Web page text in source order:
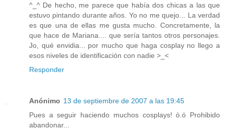
^_^ De hecho, me parece que había dos chicas a las que
estuvo pintando durante años. Yo no me quejo... La verdad
es que una de ellas me gusta mucho. Concretamente, la
que hace de Mariana.... que sería tantos otros personajes.
Jo, qué envidia... por mucho que haga cosplay no llego a
esos niveles de identificación con nadie >_<
Responder
Anónimo 13 de septiembre de 2007 a las 19:45
Pues a seguir haciendo muchos cosplays! ò.ó Prohibido
abandonar...